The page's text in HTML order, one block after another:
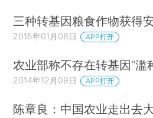
三种转基因粮食作物获得
2015年01月06日 APP打开
农业部称不存在转基因“滥
2014年12月09日 APP打开
陈章良：中国农业走出去